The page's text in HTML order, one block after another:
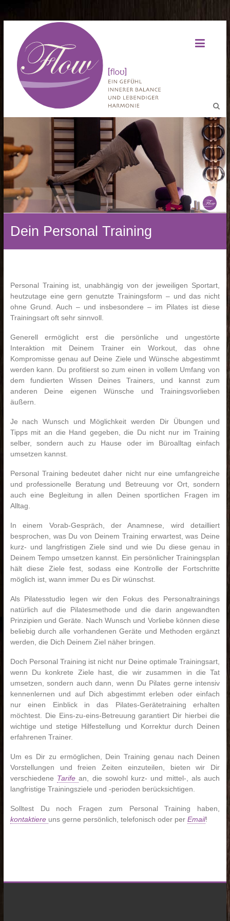
Dein Personal Training
Personal Training ist, unabhängig von der jeweiligen Sportart,
heutzutage eine gern genutzte Trainingsform – und das nicht
ohne Grund. Auch – und insbesondere – im Pilates ist diese
Trainingsart oft sehr sinnvoll.
Generell ermöglicht erst die persönliche und ungestörte
Interaktion mit Deinem Trainer ein Workout, das ohne
Kompromisse genau auf Deine Ziele und Wünsche abgestimmt
werden kann. Du profitierst so zum einen in vollem Umfang von
dem fundierten Wissen Deines Trainers, und kannst zum
anderen Deine eigenen Wünsche und Trainingsvorlieben
äußern.
Je nach Wunsch und Möglichkeit werden Dir Übungen und
Tipps mit an die Hand gegeben, die Du nicht nur im Training
selber, sondern auch zu Hause oder im Büroalltag einfach
umsetzen kannst.
Personal Training bedeutet daher nicht nur eine umfangreiche
und professionelle Beratung und Betreuung vor Ort, sondern
auch eine Begleitung in allen Deinen sportlichen Fragen im
Alltag.
In einem Vorab-Gespräch, der Anamnese, wird detailliert
besprochen, was Du von Deinem Training erwartest, was Deine
kurz- und langfristigen Ziele sind und wie Du diese genau in
Deinem Tempo umsetzen kannst. Ein persönlicher Trainingsplan
hält diese Ziele fest, sodass eine Kontrolle der Fortschritte
möglich ist, wann immer Du es Dir wünschst.
Als Pilatesstudio legen wir den Fokus des Personaltrainings
natürlich auf die Pilatesmethode und die darin angewandten
Prinzipien und Geräte. Nach Wunsch und Vorliebe können diese
beliebig durch alle vorhandenen Geräte und Methoden ergänzt
werden, die Dich Deinem Ziel näher bringen.
Doch Personal Training ist nicht nur Deine optimale Trainingsart,
wenn Du konkrete Ziele hast, die wir zusammen in die Tat
umsetzen, sondern auch dann, wenn Du Pilates gerne intensiv
kennenlernen und auf Dich abgestimmt erleben oder einfach
nur einen Einblick in das Pilates-Gerätetraining erhalten
möchtest. Die Eins-zu-eins-Betreuung garantiert Dir hierbei die
wichtige und stetige Hilfestellung und Korrektur durch Deinen
erfahrenen Trainer.
Um es Dir zu ermöglichen, Dein Training genau nach Deinen
Vorstellungen und freien Zeiten einzuteilen, bieten wir Dir
verschiedene Tarifean, die sowohl kurz- und mittel-, als auch
langfristige Trainingsziele und -perioden berücksichtigen.
Solltest Du noch Fragen zum Personal Training haben,
kontaktiere uns gerne persönlich, telefonisch oder per Email!